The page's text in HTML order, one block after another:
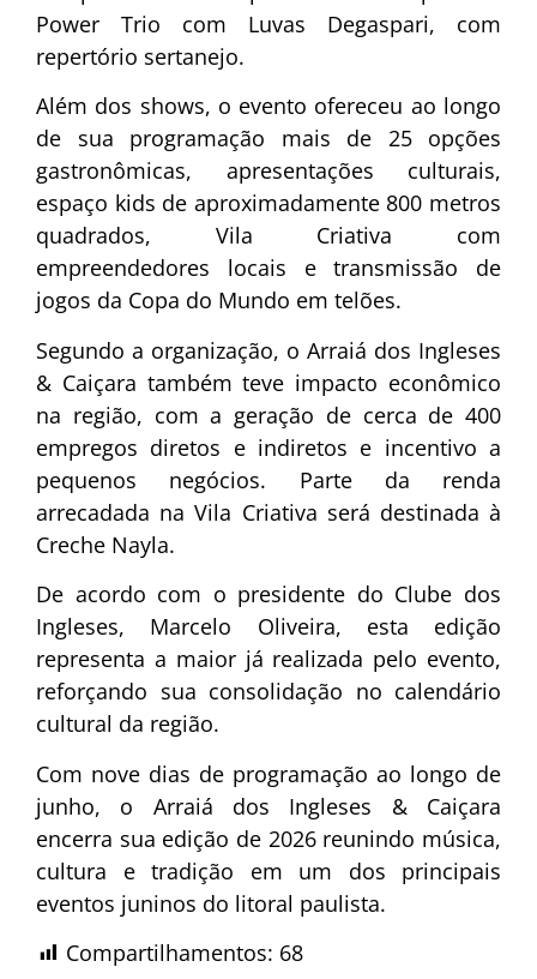
Power Trio com Luvas Degaspari, com
repertório sertanejo.
Além dos shows, o evento ofereceu ao longo
de sua programação mais de 25 opções
gastronômicas, apresentações culturais,
espaço kids de aproximadamente 800 metros
quadrados, Vila Criativa com
empreendedores locais e transmissão de
jogos da Copa do Mundo em telões.
Segundo a organização, o Arraiá dos Ingleses
& Caiçara também teve impacto econômico
na região, com a geração de cerca de 400
empregos diretos e indiretos e incentivo a
pequenos negócios. Parte da renda
arrecadada na Vila Criativa será destinada à
Creche Nayla.
De acordo com o presidente do Clube dos
Ingleses, Marcelo Oliveira, esta edição
representa a maior já realizada pelo evento,
reforçando sua consolidação no calendário
cultural da região.
Com nove dias de programação ao longo de
junho, o Arraiá dos Ingleses & Caiçara
encerra sua edição de 2026 reunindo música,
cultura e tradição em um dos principais
eventos juninos do litoral paulista.
Compartilhamentos: 68